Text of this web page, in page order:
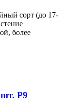
сорт (до 17-
более
Р9